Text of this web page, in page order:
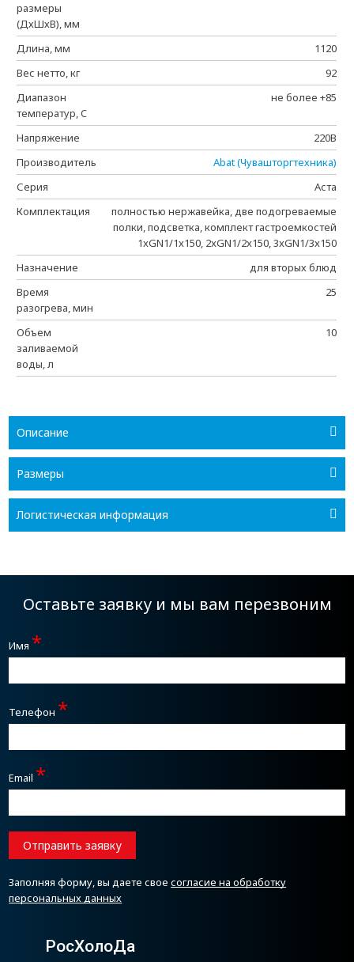
размеры
(ДхШхВ), мм
Длина, мм
1120
Вес нетто, кг
92
Диапазон
температур, C
не более +85
Напряжение
220В
Производитель
Abat (Чувашторгтехника)
Серия
Аста
Комплектация
полностью нержавейка, две подогреваемые
полки, подсветка, комплект гастроемкостей
1xGN1/1x150, 2xGN1/2x150, 3xGN1/3x150
Назначение
для вторых блюд
Время
разогрева, мин
25
Объем
заливаемой
воды, л
10
Описание
Размеры
Логистическая информация
Оставьте заявку и мы вам перезвоним
Имя *
Телефон *
Email *
Отправить заявку
Заполняя форму, вы даете своесогласие на обработку
персональных данных
РосХолоДа